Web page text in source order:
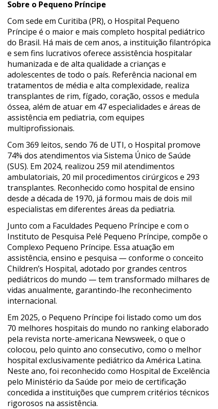
Sobre o Pequeno Príncipe
Com sede em Curitiba (PR), o Hospital Pequeno
Príncipe é o maior e mais completo hospital pediátrico
do Brasil. Há mais de cem anos, a instituição filantrópica
e sem fins lucrativos oferece assistência hospitalar
humanizada e de alta qualidade a crianças e
adolescentes de todo o país. Referência nacional em
tratamentos de média e alta complexidade, realiza
transplantes de rim, fígado, coração, ossos e medula
óssea, além de atuar em 47 especialidades e áreas de
assistência em pediatria, com equipes
multiprofissionais.
Com 369 leitos, sendo 76 de UTI, o Hospital promove
74% dos atendimentos via Sistema Único de Saúde
(SUS). Em 2024, realizou 259 mil atendimentos
ambulatoriais, 20 mil procedimentos cirúrgicos e 293
transplantes. Reconhecido como hospital de ensino
desde a década de 1970, já formou mais de dois mil
especialistas em diferentes áreas da pediatria.
Junto com a Faculdades Pequeno Príncipe e com o
Instituto de Pesquisa Pelé Pequeno Príncipe, compõe o
Complexo Pequeno Príncipe. Essa atuação em
assistência, ensino e pesquisa — conforme o conceito
Children’s Hospital, adotado por grandes centros
pediátricos do mundo — tem transformado milhares de
vidas anualmente, garantindo-lhe reconhecimento
internacional.
Em 2025, o Pequeno Príncipe foi listado como um dos
70 melhores hospitais do mundo no ranking elaborado
pela revista norte-americana Newsweek, o que o
colocou, pelo quinto ano consecutivo, como o melhor
hospital exclusivamente pediátrico da América Latina.
Neste ano, foi reconhecido como Hospital de Excelência
pelo Ministério da Saúde por meio de certificação
concedida a instituições que cumprem critérios técnicos
rigorosos na assistência.